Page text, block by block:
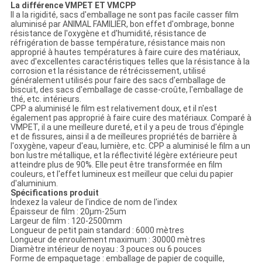
La différence VMPET ET VMCPP
Il a la rigidité, sacs d'emballage ne sont pas facile casser film
aluminisé par ANIMAL FAMILIER, bon effet d'ombrage, bonne
résistance de l'oxygène et d'humidité, résistance de
réfrigération de basse température, résistance mais non
approprié à hautes températures à faire cuire des matériaux,
avec d'excellentes caractéristiques telles que la résistance à la
corrosion et la résistance de rétrécissement, utilisé
généralement utilisés pour faire des sacs d'emballage de
biscuit, des sacs d'emballage de casse-croûte, l'emballage de
thé, etc. intérieurs.
CPP a aluminisé le film est relativement doux, et il n'est
également pas approprié à faire cuire des matériaux. Comparé à
VMPET, il a une meilleure dureté, et il y a peu de trous d'épingle
et de fissures, ainsi il a de meilleures propriétés de barrière à
l'oxygène, vapeur d'eau, lumière, etc. CPP a aluminisé le film a un
bon lustre métallique, et la réflectivité légère extérieure peut
atteindre plus de 90%. Elle peut être transformée en film
couleurs, et l'effet lumineux est meilleur que celui du papier
d'aluminium.
Spécifications produit
Indexez la valeur de l'indice de nom de l'index
Épaisseur de film : 20μm-25um
Largeur de film : 120-2500mm
Longueur de petit pain standard : 6000 mètres
Longueur de enroulement maximum : 30000 mètres
Diamètre intérieur de noyau : 3 pouces ou 6 pouces
Forme de empaquetage : emballage de papier de coquille,